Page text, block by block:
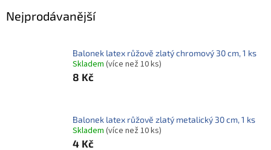
Nejprodávanější
Balonek latex růžově zlatý chromový 30 cm, 1 ks
Skladem (více než 10 ks)
8 Kč
Balonek latex růžově zlatý metalický 30 cm, 1 ks
Skladem (více než 10 ks)
4 Kč